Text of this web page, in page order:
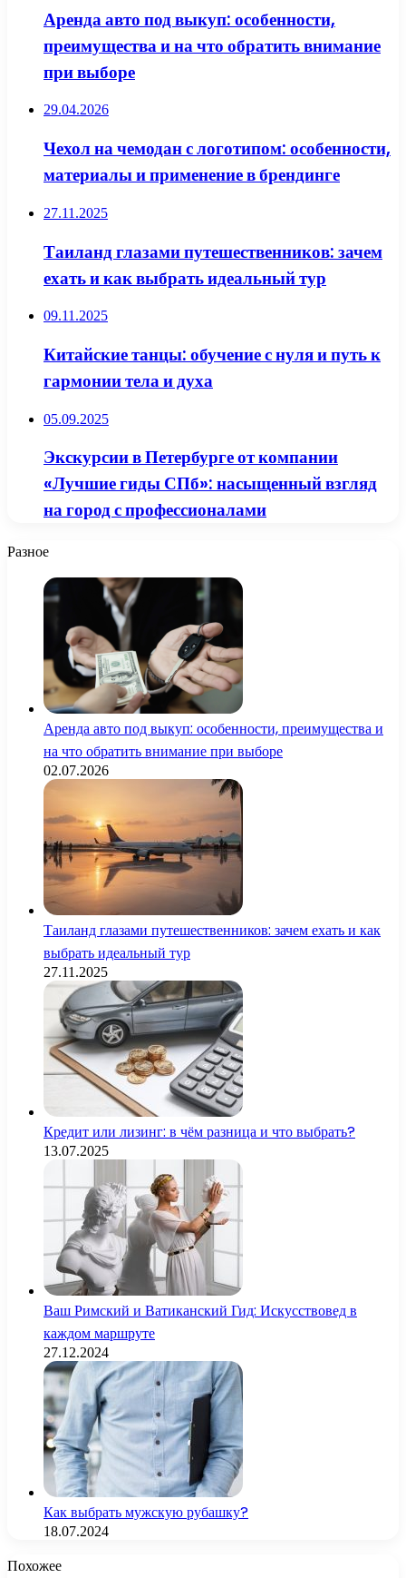
Аренда авто под выкуп: особенности,
преимущества и на что обратить внимание
при выборе
29.04.2026
Чехол на чемодан с логотипом: особенности,
материалы и применение в брендинге
27.11.2025
Таиланд глазами путешественников: зачем
ехать и как выбрать идеальный тур
09.11.2025
Китайские танцы: обучение с нуля и путь к
гармонии тела и духа
05.09.2025
Экскурсии в Петербурге от компании
«Лучшие гиды СПб»: насыщенный взгляд
на город с профессионалами
Разное
Аренда авто под выкуп: особенности, преимущества и
на что обратить внимание при выборе
02.07.2026
Таиланд глазами путешественников: зачем ехать и как
выбрать идеальный тур
27.11.2025
Кредит или лизинг: в чём разница и что выбрать?
13.07.2025
Ваш Римский и Ватиканский Гид: Искусствовед в
каждом маршруте
27.12.2024
Как выбрать мужскую рубашку?
18.07.2024
Похожее